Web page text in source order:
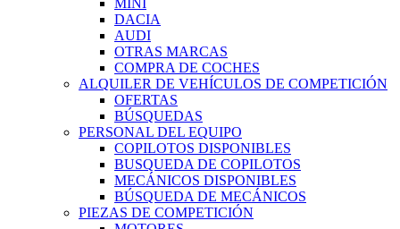
MINI
DACIA
AUDI
OTRAS MARCAS
COMPRA DE COCHES
ALQUILER DE VEHÍCULOS DE COMPETICIÓN
OFERTAS
BÚSQUEDAS
PERSONAL DEL EQUIPO
COPILOTOS DISPONIBLES
BUSQUEDA DE COPILOTOS
MECÁNICOS DISPONIBLES
BÚSQUEDA DE MECÁNICOS
PIEZAS DE COMPETICIÓN